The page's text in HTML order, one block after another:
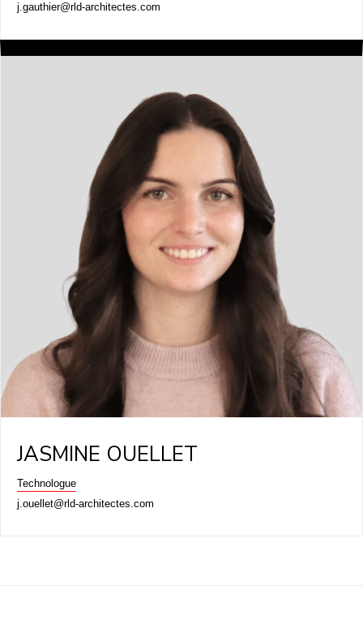
j.gauthier@rld-architectes.com
JASMINE OUELLET
Technologue
j.ouellet@rld-architectes.com